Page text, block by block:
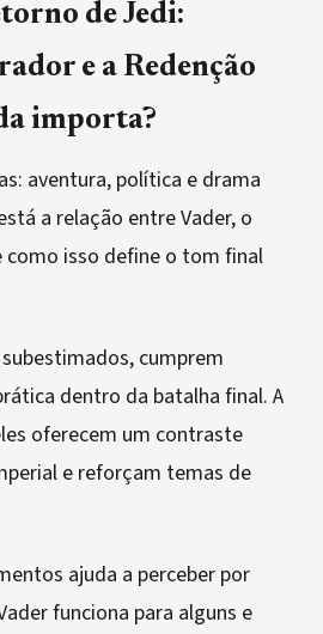
de Jedi:
e a Redenção
importa?
aventura, política e drama
a relação entre Vader, o
como isso define o tom final
cumprem
dentro da batalha final. A
oferecem um contraste
e reforçam temas de
ajuda a perceber por
funciona para alguns e